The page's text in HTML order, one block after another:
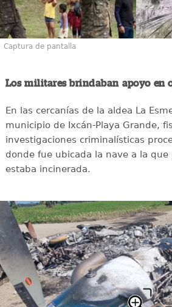
Captura de pantalla
Los militares brindaban apoyo en
En las cercanías de la aldea La
municipio de Ixcán-Playa Grande,
investigaciones criminalísticas
donde fue ubicada la nave a la que
estaba incinerada.